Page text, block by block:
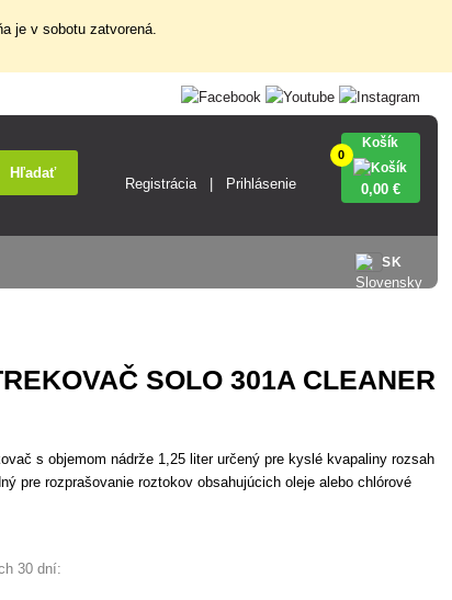
je v sobotu zatvorená.
Hľadať
Registrácia Prihlásenie
0
Košík
0,00 €
SK
SOLO 301A CLEANER
s objemom nádrže 1,25 liter určený pre kyslé kvapaliny rozsah
pre rozprašovanie roztokov obsahujúcich oleje alebo chlórové
30 dní: